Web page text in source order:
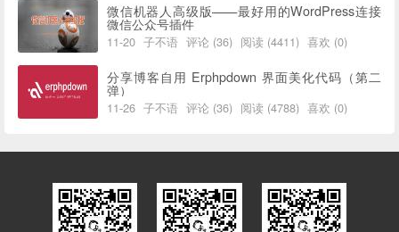
微信机器人高级版——最好用的WordPress连接
微信公众号插件
11-20 子不语 评论 (36) 阅读 (4411) 喜欢 (0)
分享博客自用 Erphpdown 界面美化代码（第二
弹）
11-26 子不语 评论 (36) 阅读 (4788) 喜欢 (0)